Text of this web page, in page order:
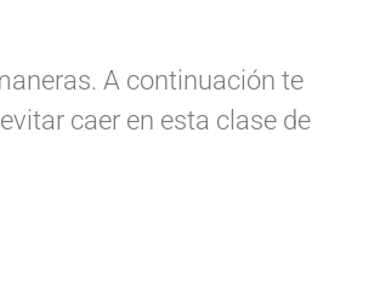
A continuación te
caer en esta clase de